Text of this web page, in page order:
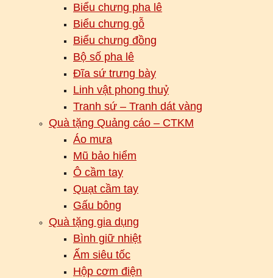
Biểu chưng pha lê
Biểu chưng gỗ
Biểu chưng đồng
Bộ số pha lê
Đĩa sứ trưng bày
Linh vật phong thuỷ
Tranh sứ – Tranh dát vàng
Quà tặng Quảng cáo – CTKM
Áo mưa
Mũ bảo hiểm
Ô cầm tay
Quạt cầm tay
Gấu bông
Quà tặng gia dụng
Bình giữ nhiệt
Ấm siêu tốc
Hộp cơm điện